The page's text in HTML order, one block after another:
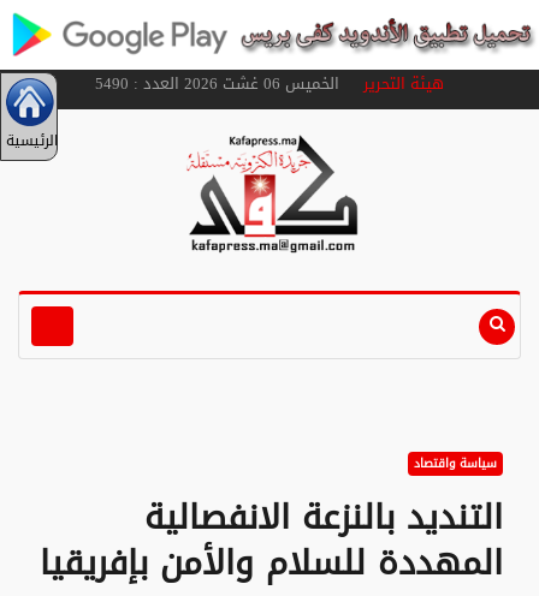
هيئة التحريرالخميس 06 غشت 2026 العدد : 5490
الرئيسية
سياسة واقتصاد
التنديد بالنزعة الانفصالية
المهددة للسلام والأمن بإفريقيا